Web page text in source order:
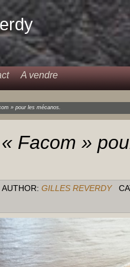
A vendre
» pour les mécanos.
Facom »
AUTHOR: GILLES REVERDY